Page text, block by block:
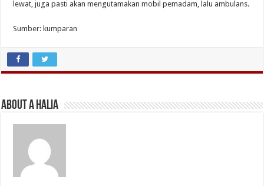
lewat, juga pasti akan mengutamakan mobil pemadam, lalu ambulans.
Sumber: kumparan
About A Halia